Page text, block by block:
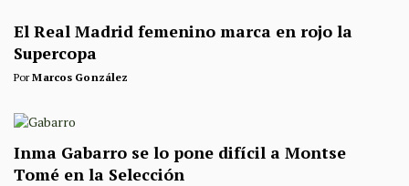
El Real Madrid femenino marca en rojo la
Supercopa
PorMarcos González
Inma Gabarro se lo pone difícil a Montse
Tomé en la Selección